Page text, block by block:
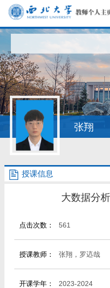
科学研究
教学研究
获奖信息
招生信息
学生信息
教师博客
张翔
授课信息
大数据分
点击次数： 561
授课教师： 张翔，罗迒哉
开课学年： 2023-2024